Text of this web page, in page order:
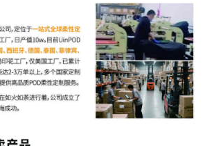
包裹按时交付给承运商，亚马逊后台-管
状态的订单里，在下单购买配送里的
然显示
，这个仅作为提醒卖
消费者。建议您